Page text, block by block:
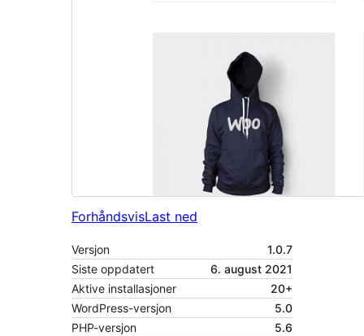
ForhåndsvisLast ned
Versjon
1.0.7
Siste oppdatert
6. august 2021
Aktive installasjoner
20+
WordPress-versjon
5.0
PHP-versjon
5.6